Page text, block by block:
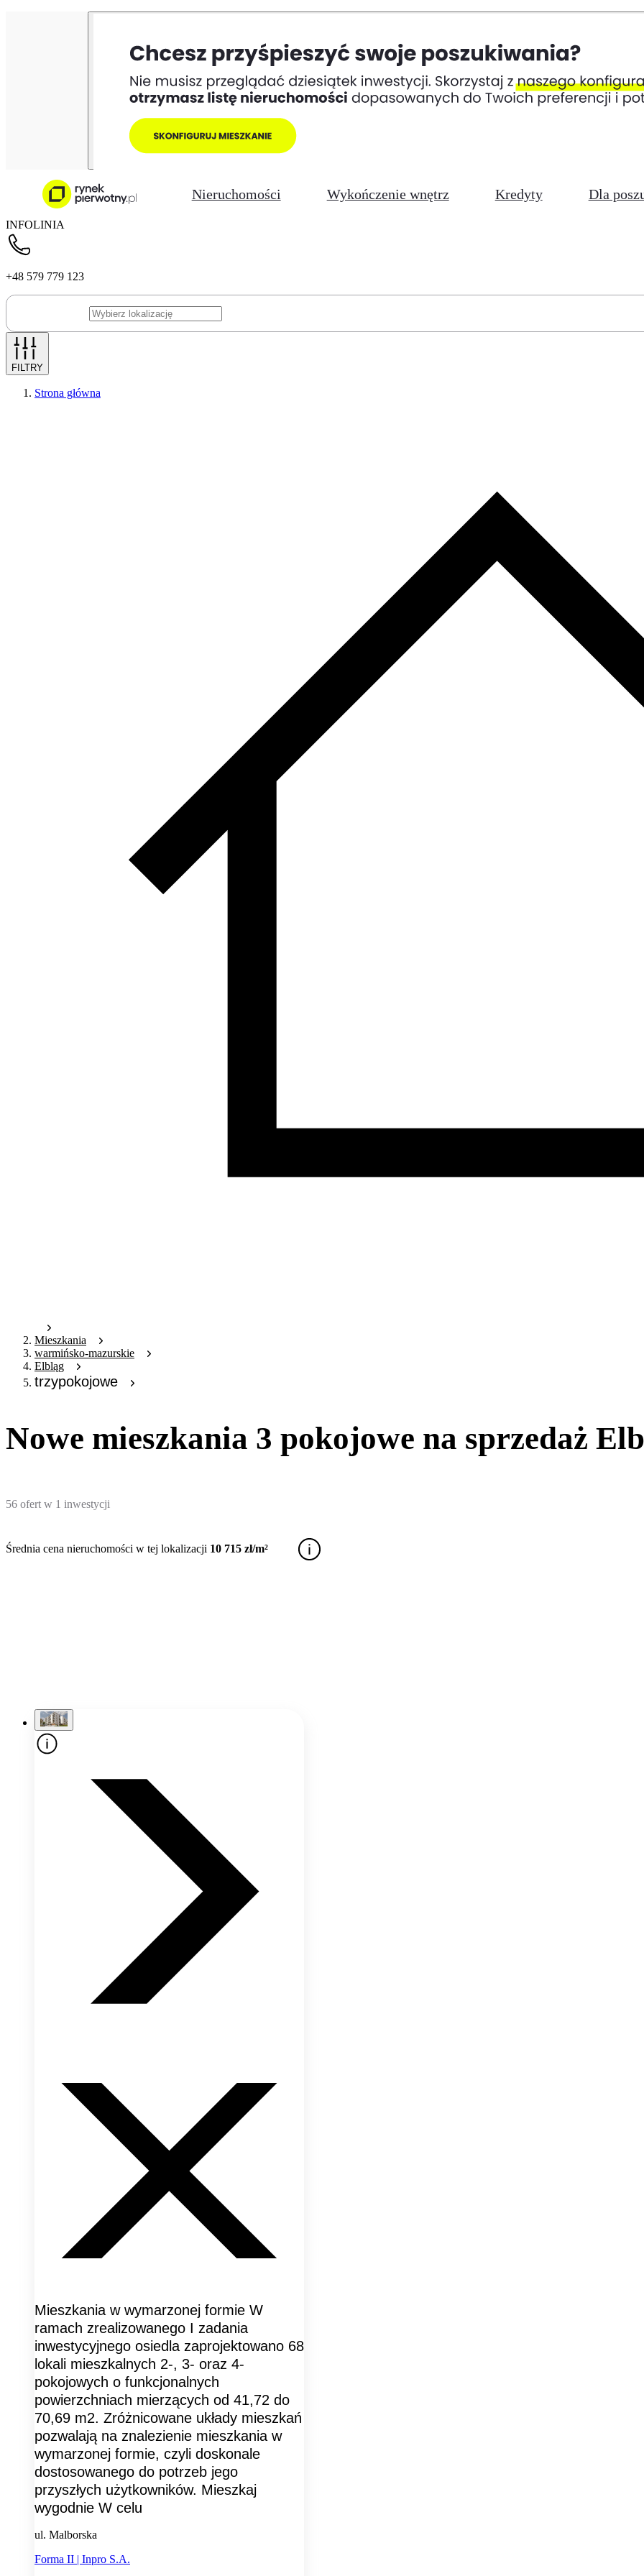
Nieruchomości Wykończenie wnętrz Kredyty Dla
INFOLINIA
+48 579 779 123
FILTRY
Strona główna
Mieszkania
warmińsko-mazurskie
Elbląg
trzypokojowe
Nowe mieszkania 3 pokojowe na sprzedaż
56 ofert w 1 inwestycji
Średnia cena nieruchomości w tej lokalizacji 10 715 zł/m²
Mieszkania w wymarzonej formie W
ramach zrealizowanego I zadania
inwestycyjnego osiedla zaprojektowano 68
lokali mieszkalnych 2-, 3- oraz 4-
pokojowych o funkcjonalnych
powierzchniach mierzących od 41,72 do
70,69 m2. Zróżnicowane układy mieszkań
pozwalają na znalezienie mieszkania w
wymarzonej formie, czyli doskonale
dostosowanego do potrzeb jego
przyszłych użytkowników. Mieszkaj
wygodnie W celu
ul. Malborska
Forma II | Inpro S.A.